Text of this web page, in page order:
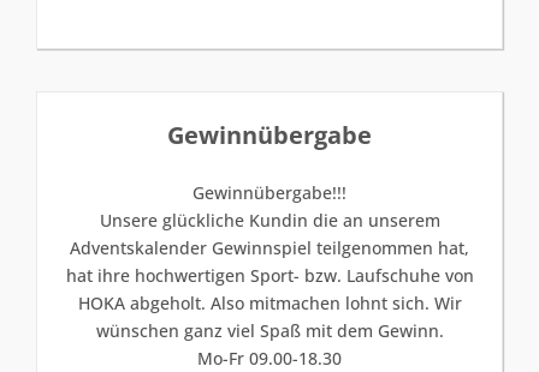
Gewinnübergabe
Gewinnübergabe!!!
Unsere glückliche Kundin die an unserem
Adventskalender Gewinnspiel teilgenommen hat,
hat ihre hochwertigen Sport- bzw. Laufschuhe von
HOKA abgeholt. Also mitmachen lohnt sich. Wir
wünschen ganz viel Spaß mit dem Gewinn.
Mo-Fr 09.00-18.30